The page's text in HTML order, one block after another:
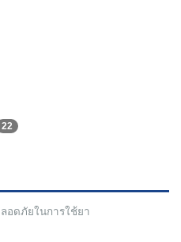
22
อดภัยในการใช้ยา